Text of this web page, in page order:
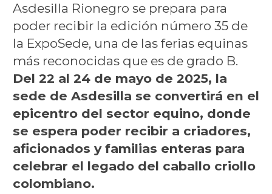
Asdesilla Rionegro se prepara para
poder recibir la edición número 35 de
la ExpoSede, una de las ferias equinas
más reconocidas que es de grado B.
Del 22 al 24 de mayo de 2025, la
sede de Asdesilla se convertirá en el
epicentro del sector equino, donde
se espera poder recibir a criadores,
aficionados y familias enteras para
celebrar el legado del caballo criollo
colombiano.